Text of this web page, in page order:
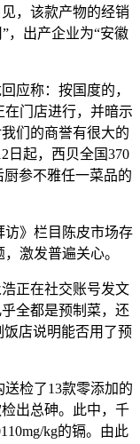
，该款产物的经销
，出产企业为“安徽
应称：按国度的，
门店进行，并暗示
们的商誉有很大的
日起，西贝全国370
参不雅任一菜品的
》栏目陈皮市场存
激发普遍关心。
正在社交账号发文
全都是预制菜，还
店说明能否用了预
检了13款零添加的
出总砷。此中，千
kg的镉。由此